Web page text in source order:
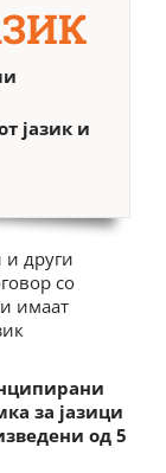
јазик и
и други
со
имаат
за јазици
од 5